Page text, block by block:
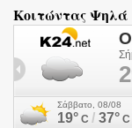
Κοιτώντας Ψηλά